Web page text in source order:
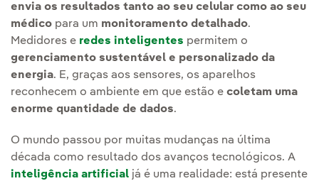
envia os resultados tanto ao seu celular como ao seu
médico para um monitoramento detalhado.
Medidores e redes inteligentes permitem o
gerenciamento sustentável e personalizado da
energia. E, graças aos sensores, os aparelhos
reconhecem o ambiente em que estão e coletam uma
enorme quantidade de dados.
O mundo passou por muitas mudanças na última
década como resultado dos avanços tecnológicos. A
inteligência artificial já é uma realidade: está presente